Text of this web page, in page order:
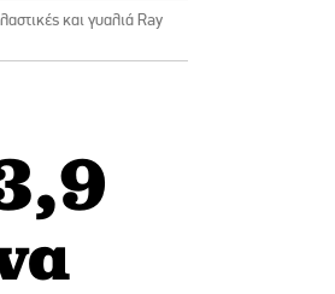
και γυαλιά Ray